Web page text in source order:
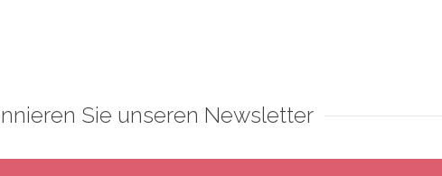
Sie unseren Newsletter